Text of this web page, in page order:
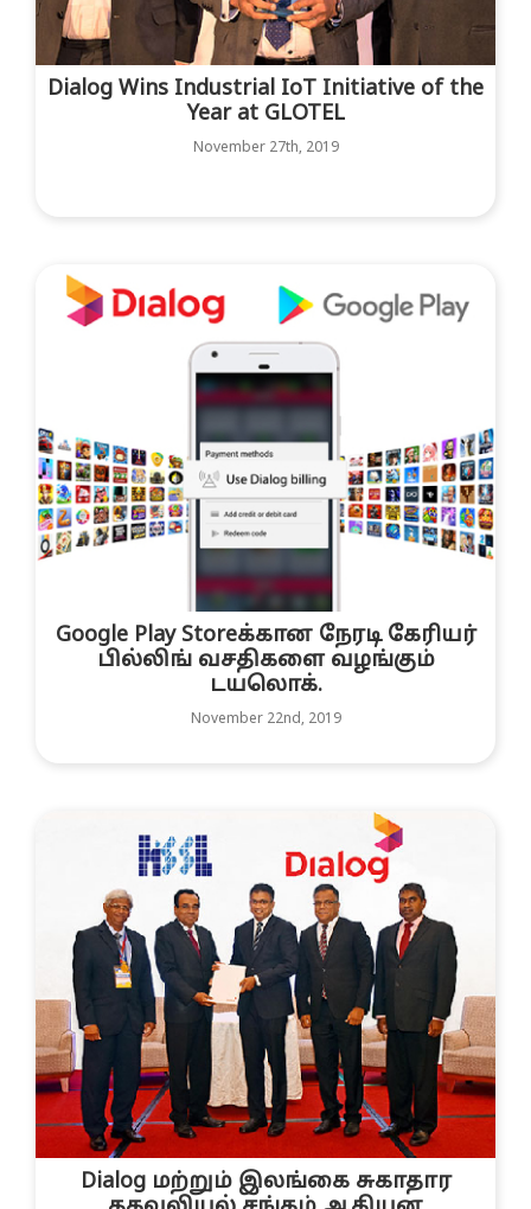
Dialog Wins Industrial IoT Initiative of the
Year at GLOTEL
November 27th, 2019
Google Play Storeக்கான நேரடி கேரியர்
பில்லிங் வசதிகளை வழங்கும்
டயலொக்.
November 22nd, 2019
Dialog மற்றும் இலங்கை சுகாதார